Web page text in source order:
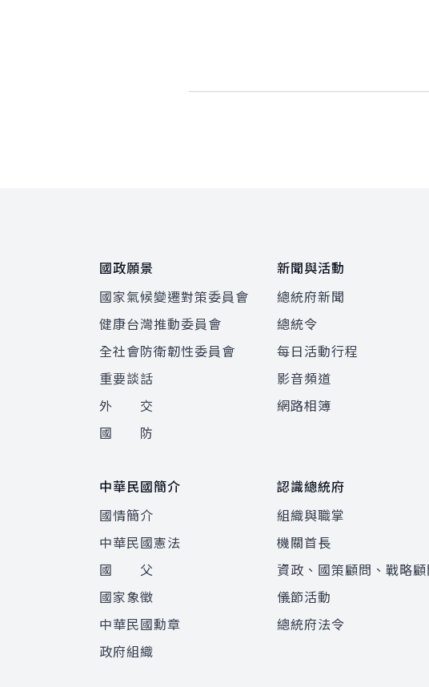
國政願景
國家氣候變遷對策委員會
健康台灣推動委員會
全社會防衛韌性委員會
重要談話
外 交
國 防
新聞與活動
總統府新聞
總統令
每日活動行程
影音頻道
網路相簿
中華民國簡介
國情簡介
中華民國憲法
國 父
國家象徵
中華民國勳章
政府組織
認識總統府
組織與職掌
機關首長
資政、國策顧問、戰略顧
儀節活動
總統府法令